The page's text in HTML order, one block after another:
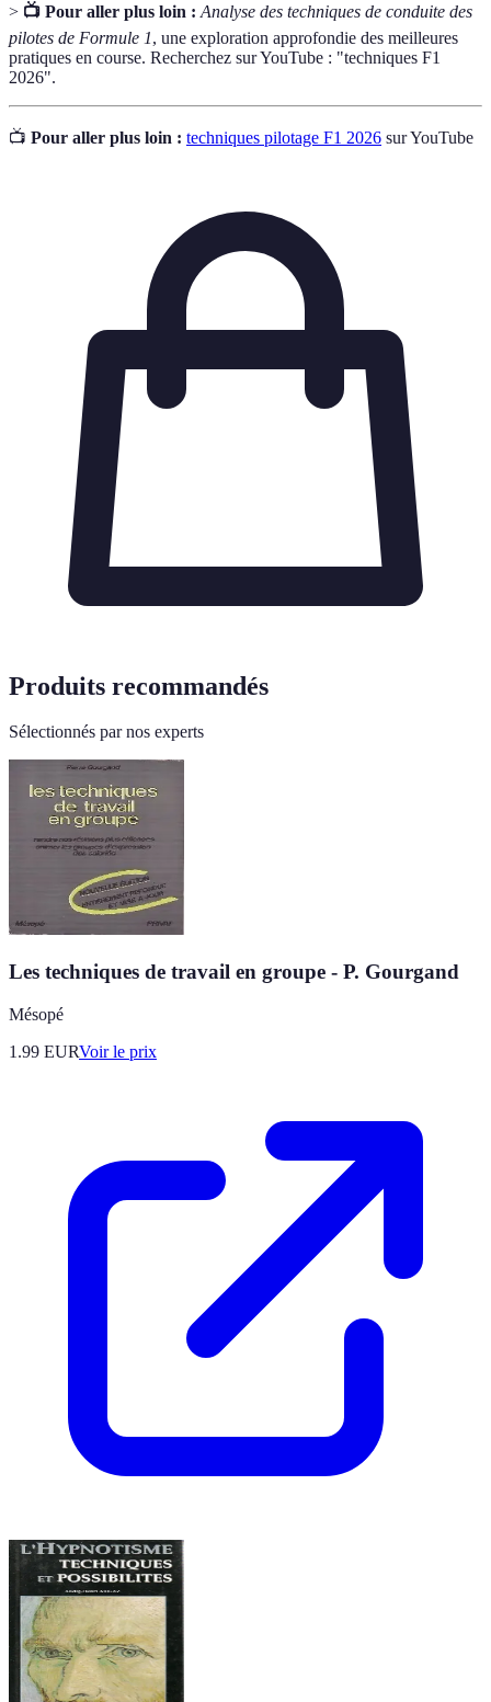
> 📺 Pour aller plus loin : Analyse des techniques de conduite des
pilotes de Formule 1, une exploration approfondie des meilleures
pratiques en course. Recherchez sur YouTube : "techniques F1
2026".
📺 Pour aller plus loin : techniques pilotage F1 2026 sur YouTube
Produits recommandés
Sélectionnés par nos experts
Les techniques de travail en groupe - P. Gourgand
Mésopé
1.99 EURVoir le prix